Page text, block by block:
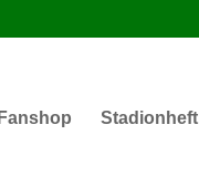
Fanshop Stadionheft